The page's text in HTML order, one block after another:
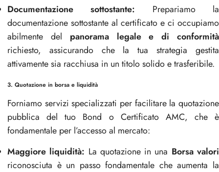
Documentazione sottostante: Prepariamo la
documentazione sottostante al certificato e ci occupiamo
abilmente del panorama legale e di conformità
richiesto, assicurando che la tua strategia gestita
attivamente sia racchiusa in un titolo solido e trasferibile.
3. Quotazione in borsa e liquidità
Forniamo servizi specializzati per facilitare la quotazione
pubblica del tuo Bond o Certificato AMC, che è
fondamentale per l’accesso al mercato:
Maggiore liquidità: La quotazione in una Borsa valori
riconosciuta è un passo fondamentale che aumenta la